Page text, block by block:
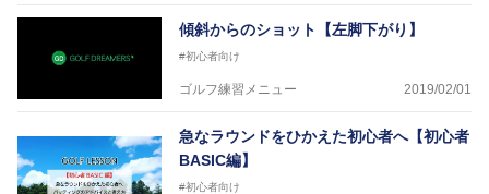
傾斜からのショット【左脚下がり】
#初心者向け
ゴルフ練習メニュー 2019/02/01
急なラウンドをひかえた初心者へ【初心者
BASIC編】
#初心者向け